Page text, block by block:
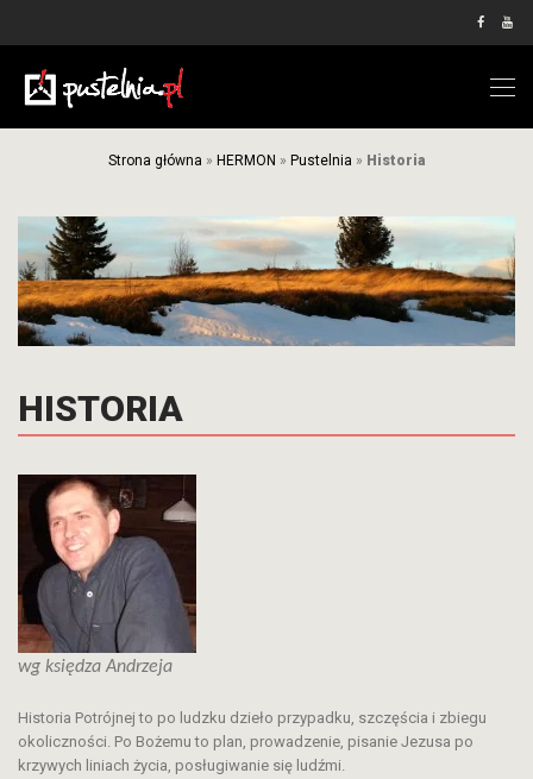
Strona główna » HERMON » Pustelnia » Historia
HISTORIA
wg księdza Andrzeja
Historia Potrójnej to po ludzku dzieło przypadku, szczęścia i zbiegu
okoliczności. Po Bożemu to plan, prowadzenie, pisanie Jezusa po
krzywych liniach życia, posługiwanie się ludźmi.